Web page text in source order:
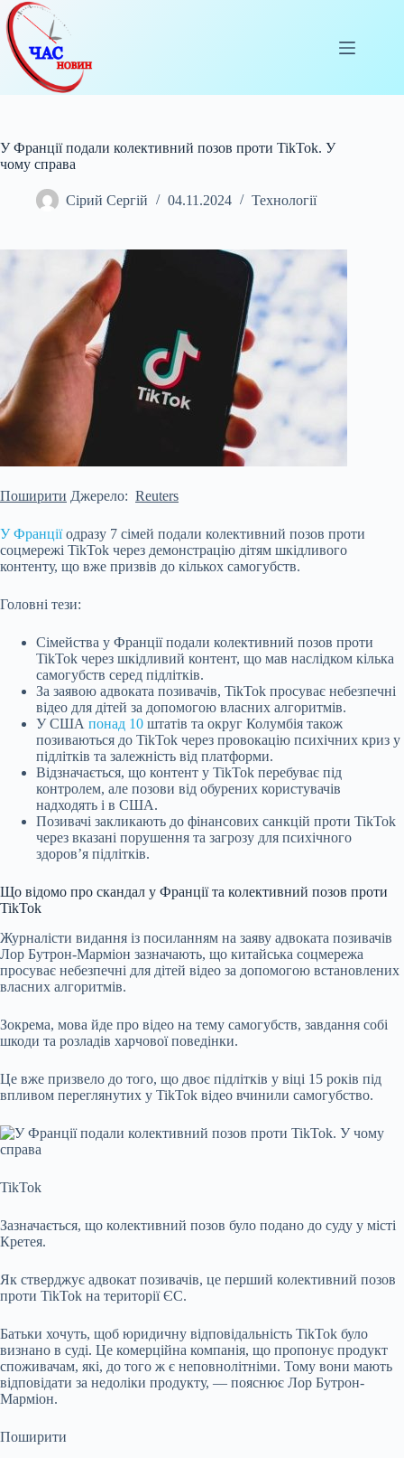
Перейти
до
вмісту
У Франції подали колективний позов проти TikTok. У
чому справа
Сірий Сергій 04.11.2024 Технології
Поширити Джерело: Reuters
У Франціїодразу 7 сімей подали колективний позов проти
соцмережі TikTok через демонстрацію дітям шкідливого
контенту, що вже призвів до кількох самогубств.
Головні тези:
Сімейства у Франції подали колективний позов проти
TikTok через шкідливий контент, що мав наслідком кілька
самогубств серед підлітків.
За заявою адвоката позивачів, TikTok просуває небезпечні
відео для дітей за допомогою власних алгоритмів.
У США понад 10 штатів та округ Колумбія також
позиваються до TikTok через провокацію психічних криз у
підлітків та залежність від платформи.
Відзначається, що контент у TikTok перебуває під
контролем, але позови від обурених користувачів
надходять і в США.
Позивачі закликають до фінансових санкцій проти TikTok
через вказані порушення та загрозу для психічного
здоров’я підлітків.
Що відомо про скандал у Франції та колективний позов проти
TikTok
Журналісти видання із посиланням на заяву адвоката позивачів
Лор Бутрон-Марміон зазначають, що китайська соцмережа
просуває небезпечні для дітей відео за допомогою встановлених
власних алгоритмів.
Зокрема, мова йде про відео на тему самогубств, завдання собі
шкоди та розладів харчової поведінки.
Це вже призвело до того, що двоє підлітків у віці 15 років під
впливом переглянутих у TikTok відео вчинили самогубство.
TikTok
Зазначається, що колективний позов було подано до суду у місті
Кретея.
Як стверджує адвокат позивачів, це перший колективний позов
проти TikTok на території ЄС.
Батьки хочуть, щоб юридичну відповідальність TikTok було
визнано в суді. Це комерційна компанія, що пропонує продукт
споживачам, які, до того ж є неповнолітніми. Тому вони мають
відповідати за недоліки продукту, — пояснює Лор Бутрон-
Марміон.
Поширити